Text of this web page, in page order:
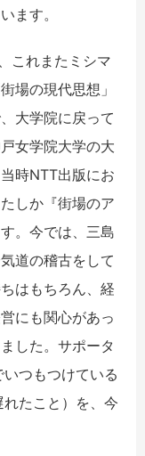
ます。
これまたミシマ
場の現代思想」
大学院に戻って
女学院大学の大
時NTT出版にお
しか『街場のア
。今では、三島
道の稽古をして
はもちろん、経
にも関心があっ
した。サポータ
つもつけている
たこと）を、今